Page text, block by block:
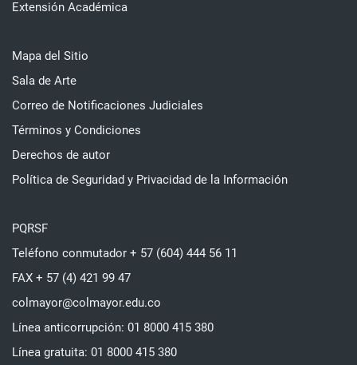
Extensión Académica
Mapa del Sitio
Sala de Arte
Correo de Notificaciones Judiciales
Términos y Condiciones
Derechos de autor
Política de Seguridad y Privacidad de la Información
PQRSF
Teléfono conmutador + 57 (604) 444 56 11
FAX + 57 (4) 421 99 47
colmayor@colmayor.edu.co
Línea anticorrupción: 01 8000 415 380
Línea gratuita: 01 8000 415 380